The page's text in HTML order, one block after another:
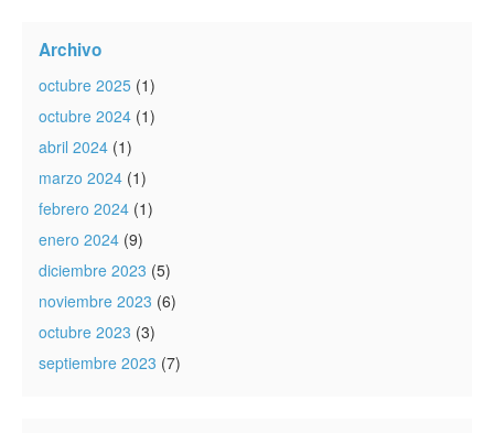
Archivo
octubre 2025 (1)
octubre 2024 (1)
abril 2024 (1)
marzo 2024 (1)
febrero 2024 (1)
enero 2024 (9)
diciembre 2023 (5)
noviembre 2023 (6)
octubre 2023 (3)
septiembre 2023 (7)